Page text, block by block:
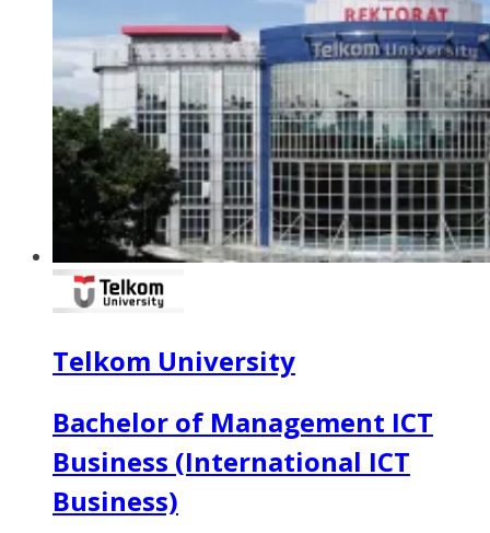
Telkom University
Bachelor of Management ICT
Business (International ICT
Business)